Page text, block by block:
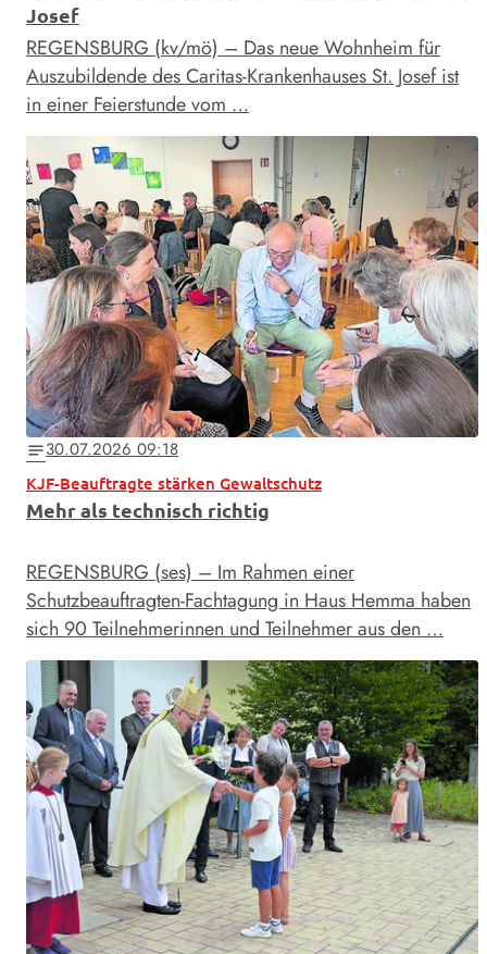
Josef
REGENSBURG (kv/mö) – Das neue Wohnheim für
Auszubildende des Caritas-Krankenhauses St. Josef ist
in einer Feierstunde vom …
notes30.07.2026 09:18
KJF-Beauftragte stärken Gewaltschutz
Mehr als technisch richtig
REGENSBURG (ses) – Im Rahmen einer
Schutzbeauftragten-Fachtagung in Haus Hemma haben
sich 90 Teilnehmerinnen und Teilnehmer aus den …